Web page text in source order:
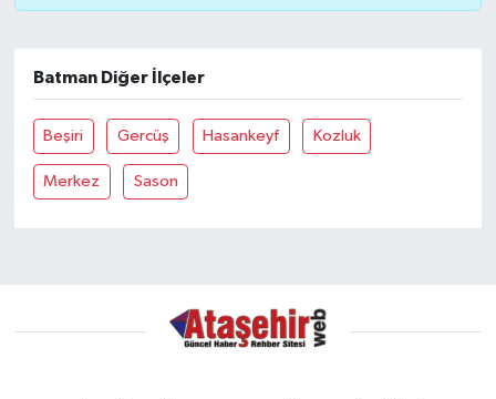
Batman Diğer İlçeler
Beşiri Gercüş Hasankeyf Kozluk
Merkez Sason